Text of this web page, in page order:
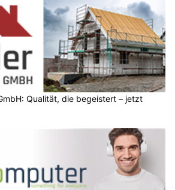
Qualität, die begeistert – jetzt